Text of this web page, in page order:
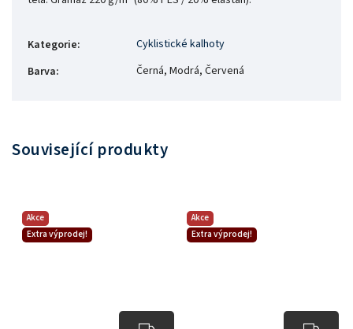
Kategorie:
Cyklistické kalhoty
Barva: Černá, Modrá, Červená
Související produkty
Akce
Extra výprodej!
Akce
Extra výprodej!